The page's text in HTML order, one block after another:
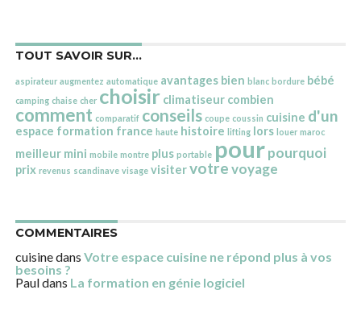
TOUT SAVOIR SUR…
aspirateur augmentez automatique avantages bien blanc bordure bébé
camping chaise cher choisir climatiseur combien
comment comparatif conseils coupe coussin cuisine d'un
espace formation france haute histoire lifting lors louer maroc
meilleur mini mobile montre plus portable pour pourquoi
prix revenus scandinave visage visitervotrevoyage
COMMENTAIRES
cuisinedans Votre espace cuisine ne répond plus à vos
besoins ?
Pauldans La formation en génie logiciel